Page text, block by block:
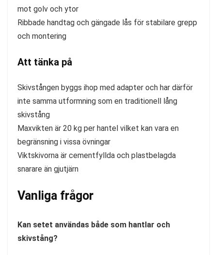
mot golv och ytor
Ribbade handtag och gängade lås för stabilare grepp
och montering
Att tänka på
Skivstången byggs ihop med adapter och har därför
inte samma utformning som en traditionell lång
skivstång
Maxvikten är 20 kg per hantel vilket kan vara en
begränsning i vissa övningar
Viktskivorna är cementfyllda och plastbelagda
snarare än gjutjärn
Vanliga frågor
Kan setet användas både som hantlar och
skivstång?